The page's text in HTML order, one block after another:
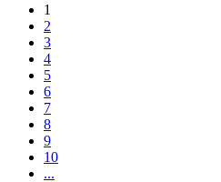
1
2
3
4
5
6
7
8
9
10
...